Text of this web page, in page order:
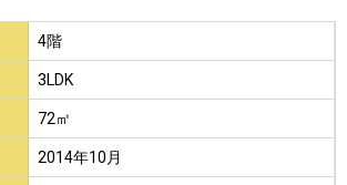
4階
3LDK
72㎡
2014年10月